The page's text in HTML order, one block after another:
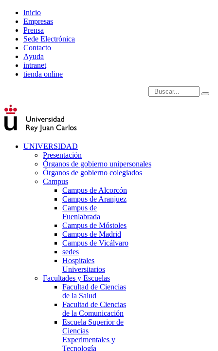
Inicio
Empresas
Prensa
Sede Electrónica
Contacto
Ayuda
intranet
tienda online
Introduce términos de
UNIVERSIDAD
Presentación
Órganos de gobierno unipersonales
Órganos de gobierno colegiados
Campus
Campus de Alcorcón
Campus de Aranjuez
Campus de
Fuenlabrada
Campus de Móstoles
Campus de Madrid
Campus de Vicálvaro
sedes
Hospitales
Universitarios
Facultades y Escuelas
Facultad de Ciencias
de la Salud
Facultad de Ciencias
de la Comunicación
Escuela Superior de
Ciencias
Experimentales y
Tecnología